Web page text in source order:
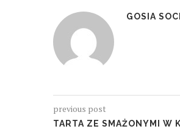
GOSIA
previous post
TARTA ZE SMAŻONYMI W